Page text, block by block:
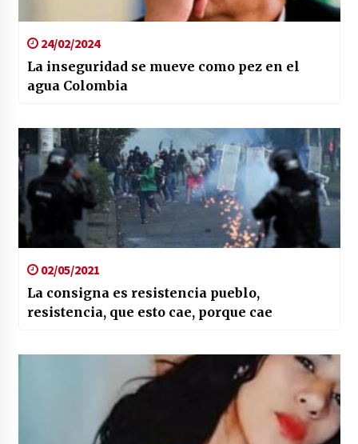
24/02/2024
La inseguridad se mueve como pez en el
agua Colombia
02/05/2021
La consigna es resistencia pueblo,
resistencia, que esto cae, porque cae